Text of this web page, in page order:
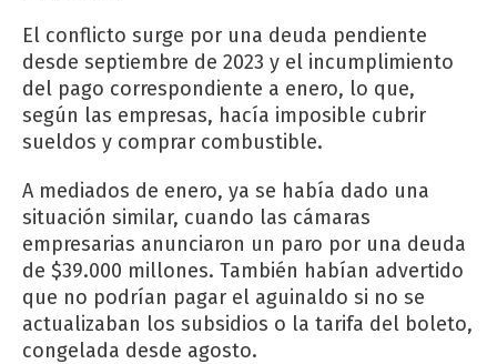
El conflicto surge por una deuda pendiente
desde septiembre de 2023 y el incumplimiento
del pago correspondiente a enero, lo que,
según las empresas, hacía imposible cubrir
sueldos y comprar combustible.
A mediados de enero, ya se había dado una
situación similar, cuando las cámaras
empresarias anunciaron un paro por una deuda
de $39.000 millones. También habían advertido
que no podrían pagar el aguinaldo si no se
actualizaban los subsidios o la tarifa del boleto,
congelada desde agosto.